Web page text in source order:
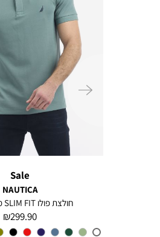
ימינה
Sale
NAUTICA
חולצת פולו SLIM FIT מבד מנדף
מחיר
מוצר
299.90 ₪
צבע
A6M